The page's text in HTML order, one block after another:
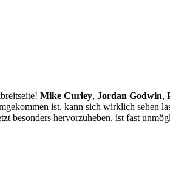
Mike Curley, Jordan Godwin,
ist, kann sich wirklich sehen
besonders hervorzuheben, ist fast